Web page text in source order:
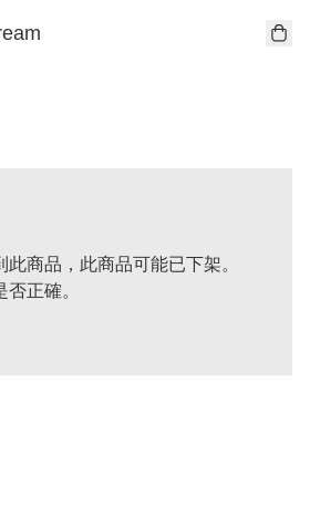
商品，此商品可能已下架。
正確。